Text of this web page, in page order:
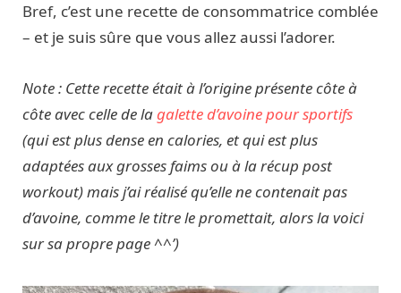
Bref, c’est une recette de consommatrice comblée
– et je suis sûre que vous allez aussi l’adorer.
Note : Cette recette était à l’origine présente côte à
côte avec celle de lagalette d’avoine pour sportifs
(qui est plus dense en calories, et qui est plus
adaptées aux grosses faims ou à la récup post
workout) mais j’ai réalisé qu’elle ne contenait pas
d’avoine, comme le titre le promettait, alors la voici
sur sa propre page ^^’)